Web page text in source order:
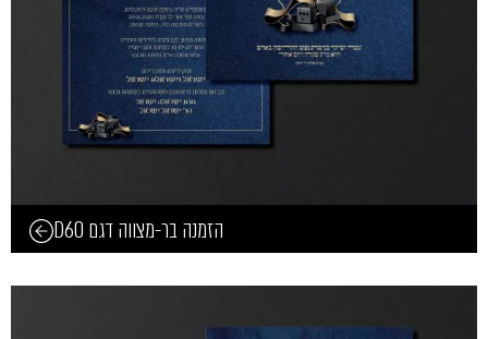
הזמנה בר-מצווה דגם D60